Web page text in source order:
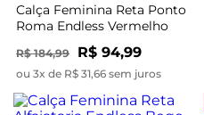
Calça Feminina Reta Ponto
Roma Endless Vermelho
R$ 184,99 R$ 94,99
ou 3x de R$ 31,66 sem juros